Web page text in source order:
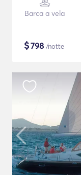
Barca a vela
$798 /notte